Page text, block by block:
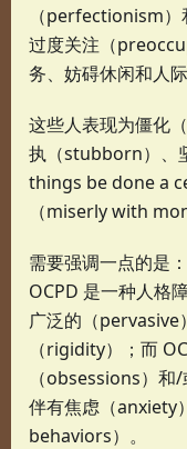
（perfectionism
过度关注（
务、妨碍休闲和人际
这些人表现为僵化
执（stubborn）、
things be done a
（miserly with
需要强调一点的是
OCPD 是一种人格
广泛的（pervasive
（rigidity）；而
（obsessions）
伴有焦虑（anxiety
behaviors）。